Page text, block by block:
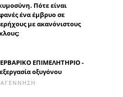
Πότε είναι
ένα έμβρυο σε
με ακανόνιστους
ΕΠΙΜΕΛΗΤΗΡΙΟ -
οξυγόνου